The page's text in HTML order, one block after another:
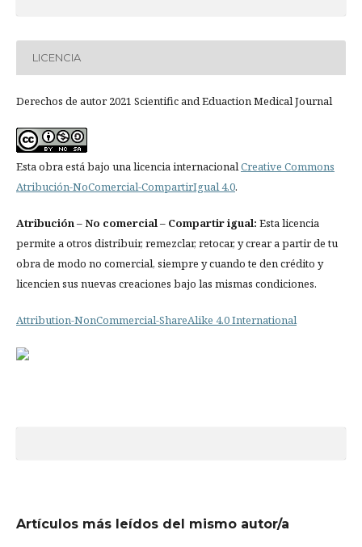
LICENCIA
Derechos de autor 2021 Scientific and Eduaction Medical Journal
Esta obra está bajo una licencia internacional Creative Commons
Atribución-NoComercial-CompartirIgual 4.0.
Atribución – No comercial – Compartir igual: Esta licencia
permite a otros distribuir, remezclar, retocar, y crear a partir de tu
obra de modo no comercial, siempre y cuando te den crédito y
licencien sus nuevas creaciones bajo las mismas condiciones.
Attribution-NonCommercial-ShareAlike 4.0 International
Artículos más leídos del mismo autor/a